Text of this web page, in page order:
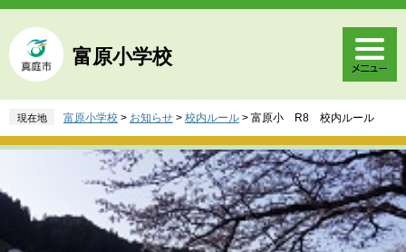
ペ
ジ
の
頭
す
メ
ュ
ー
飛
し
文
富原小学校
現在地 富原小学校 > お知らせ > 校内ルール > 富原小 R8 校内ルール